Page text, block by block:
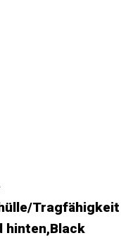
Tragfähigkeit
hinten,Black